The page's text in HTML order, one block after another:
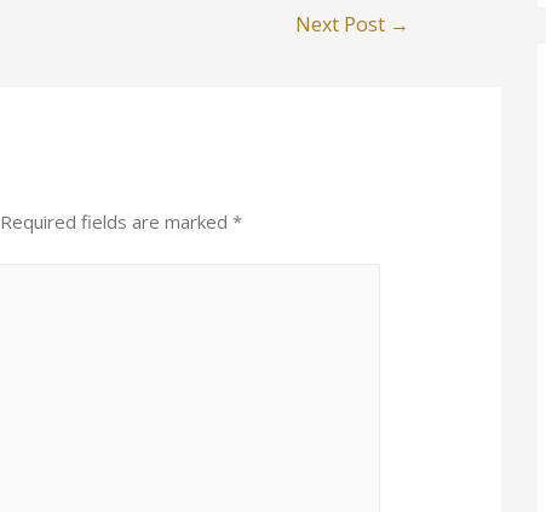
Next Post →
Required fields are marked*